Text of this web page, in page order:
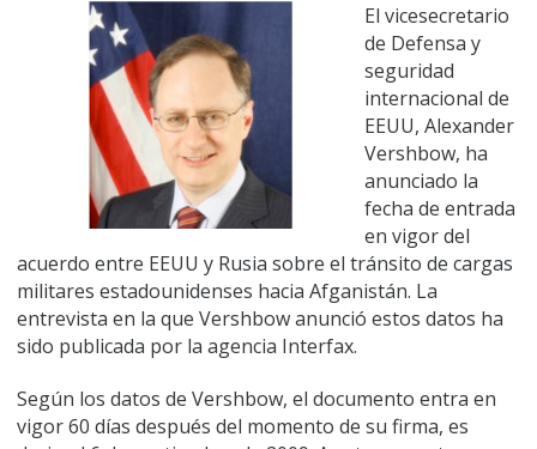
El vicesecretario
de Defensa y
seguridad
internacional de
EEUU, Alexander
Vershbow, ha
anunciado la
fecha de entrada
en vigor del
acuerdo entre EEUU y Rusia sobre el tránsito de cargas
militares estadounidenses hacia Afganistán. La
entrevista en la que Vershbow anunció estos datos ha
sido publicada por la agencia Interfax.
Según los datos de Vershbow, el documento entra en
vigor 60 días después del momento de su firma, es